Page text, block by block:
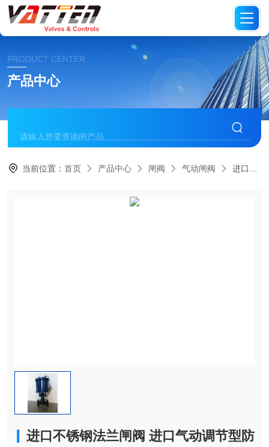
PRODUCT CENTER
产品中心
当前位置：首页 产品中心 闸阀 气动闸阀 进口不锈钢法兰闸阀 进口气动调节型防爆闸阀
进口不锈钢法兰闸阀 进口气动调节型防